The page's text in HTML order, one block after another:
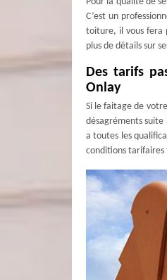
C’est un
toiture, il vous fera
plus de détails sur
Des tarifs
Onlay
Si le faitage de
désagréments
a toutes les
conditions tarifaires